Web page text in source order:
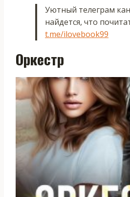
Уютный телеграм
найдется, что
t.me/ilovebook99
Оркестр